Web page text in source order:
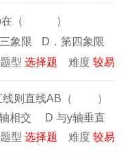
p在（ ）
象限
D．第四象限
题型 选择题 难度 较易
线则直线AB（ ）
相交 D 与y轴垂直
题型 选择题 难度 较易